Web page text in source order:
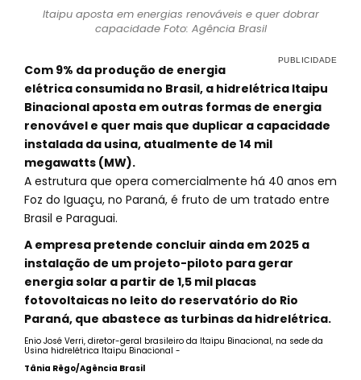
Itaipu aposta em energias renováveis e quer dobrar
capacidade Foto: Agência Brasil
Com 9% da produção de energia
elétrica consumida no Brasil, a hidrelétrica Itaipu
Binacional aposta em outras formas de energia
renovável e quer mais que duplicar a capacidade
instalada da usina, atualmente de 14 mil
megawatts (MW).
A estrutura que opera comercialmente há 40 anos em
Foz do Iguaçu, no Paraná, é fruto de um tratado entre
Brasil e Paraguai.
A empresa pretende concluir ainda em 2025 a
instalação de um projeto-piloto para gerar
energia solar a partir de 1,5 mil placas
fotovoltaicas no leito do reservatório do Rio
Paraná, que abastece as turbinas da hidrelétrica.
Enio José Verri, diretor-geral brasileiro da Itaipu Binacional, na sede da
Usina hidrelétrica Itaipu Binacional -
Tânia Rêgo/Agência Brasil